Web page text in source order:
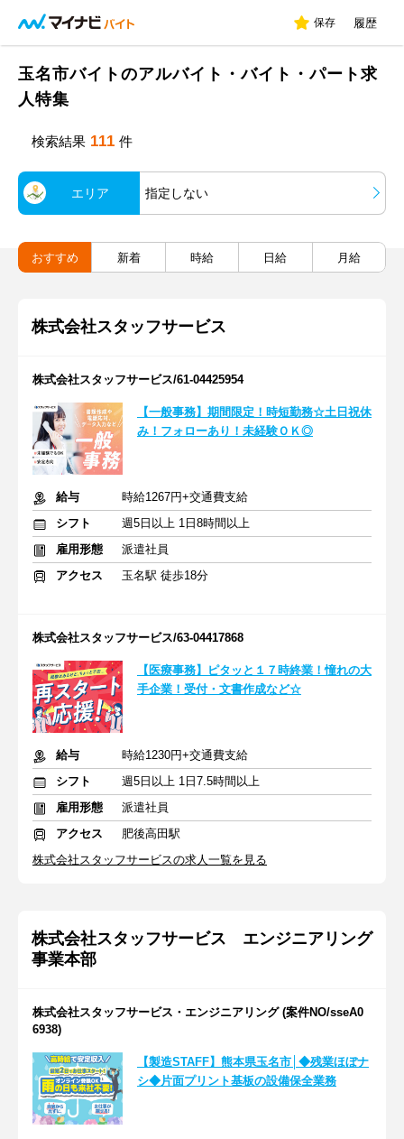
保存 履歴
玉名市バイトのアルバイト・バイト・パート求
人特集
検索結果 111 件
エリア 指定しない
おすすめ 新着 時給 日給 月給
株式会社スタッフサービス
株式会社スタッフサービス/61-04425954
【一般事務】期間限定！時短勤務☆土日祝休
み！フォローあり！未経験ＯＫ◎
給与
時給1267円+交通費支給
シフト
週5日以上 1日8時間以上
雇用形態
派遣社員
アクセス
玉名駅 徒歩18分
株式会社スタッフサービス/63-04417868
【医療事務】ピタッと１７時終業！憧れの大
手企業！受付・文書作成など☆
給与
時給1230円+交通費支給
シフト
週5日以上 1日7.5時間以上
雇用形態
派遣社員
アクセス
肥後高田駅
株式会社スタッフサービスの求人一覧を見る
株式会社スタッフサービス エンジニアリング
事業本部
株式会社スタッフサービス・エンジニアリング (案件NO/sseA0
6938)
【製造STAFF】熊本県玉名市│◆残業ほぼナ
シ◆片面プリント基板の設備保全業務